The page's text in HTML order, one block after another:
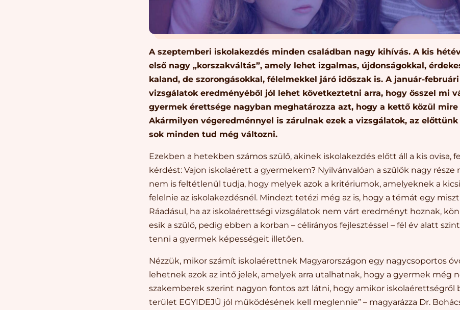
A szeptemberi iskolakezdés minden családban nagy kihívás. A kis
első nagy „korszakváltás”, amely lehet izgalmas, újdonságokkal,
kaland, de szorongásokkal, félelmekkel járó időszak is. A január-
vizsgálatok eredményéből jól lehet következtetni arra, hogy ősszel mi
gyermek érettsége nagyban meghatározza azt, hogy a kettő közül
Akármilyen végeredménnyel is zárulnak ezek a vizsgálatok, az
sok minden tud még változni.
Ezekben a hetekben számos szülő, akinek iskolakezdés előtt áll a kis ovisa,
kérdést: Vajon iskolaérett a gyermekem? Nyilvánvalóan a szülők nagy része
nem is feltétlenül tudja, hogy melyek azok a kritériumok, amelyeknek a
felelnie az iskolakezdésnél. Mindezt tetézi még az is, hogy a témát egy
Ráadásul, ha az iskolaérettségi vizsgálatok nem várt eredményt hoznak,
esik a szülő, pedig ebben a korban – célirányos fejlesztéssel – fél év alatt
tenni a gyermek képességeit illetően.
Nézzük, mikor számít iskolaérettnek Magyarországon egy nagycsoportos
lehetnek azok az intő jelek, amelyek arra utalhatnak, hogy a gyermek még
szakemberek szerint nagyon fontos azt látni, hogy amikor iskolaérettségről
terület EGYIDEJŰ jól működésének kell meglennie” – magyarázza Dr.